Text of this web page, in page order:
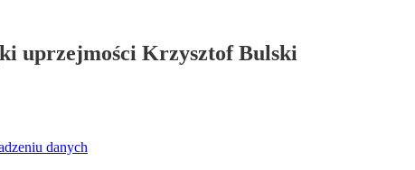
uprzejmości Krzysztof Bulski
danych